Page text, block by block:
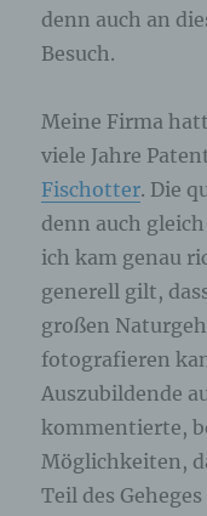
denn auch an
Besuch.
Meine Firma
viele Jahre
Fischotter. Die
denn auch
ich kam genau
generell gilt,
großen
fotografieren
Auszubildende
kommentierte,
Möglichkeiten,
Teil des